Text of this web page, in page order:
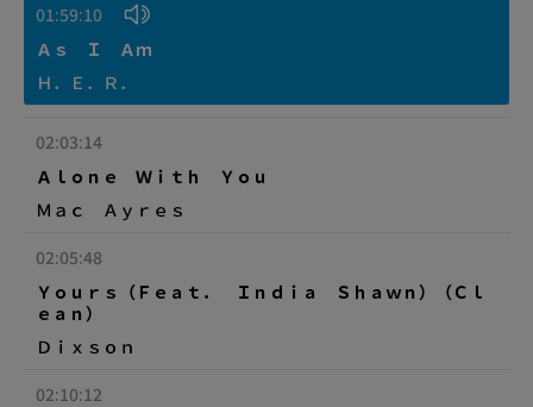
01:59:10
Ａｓ Ｉ Ａｍ
Ｈ．Ｅ．Ｒ．
02:03:14
Ａｌｏｎｅ Ｗｉｔｈ Ｙｏｕ
Ｍａｃ Ａｙｒｅｓ
02:05:48
Ｙｏｕｒｓ（Ｆｅａｔ． Ｉｎｄｉａ Ｓｈａｗｎ）（Ｃｌ
ｅａｎ）
Ｄｉｘｓｏｎ
02:10:12